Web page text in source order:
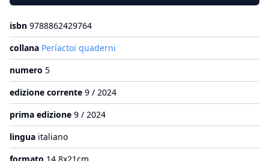
isbn 9788862429764
collana Períactoi quaderni
numero 5
edizione corrente 9 / 2024
prima edizione 9 / 2024
lingua italiano